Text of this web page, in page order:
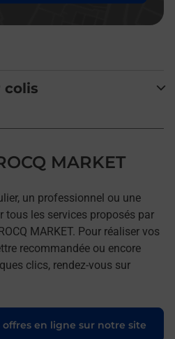
colis
MARKET
un professionnel ou une
tous les services proposés par
MARKET. Pour réaliser vos
recommandée ou encore
clics, rendez-vous sur
en ligne sur notre site